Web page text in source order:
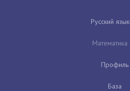
Русский язык
Математика
Профиль
База